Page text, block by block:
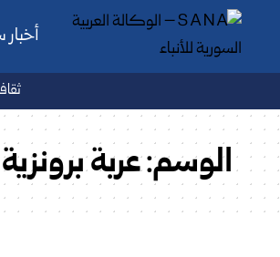
أخبار
الوسم:عربة برونزية